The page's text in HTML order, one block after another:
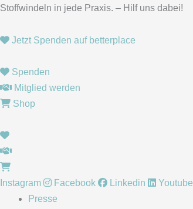
Zum
springen
Stoffwindeln in jede Praxis. – Hilf uns dabei!
Jetzt Spenden auf betterplace
Spenden
Mitglied werden
Shop
Instagram Facebook Linkedin Youtube
Presse